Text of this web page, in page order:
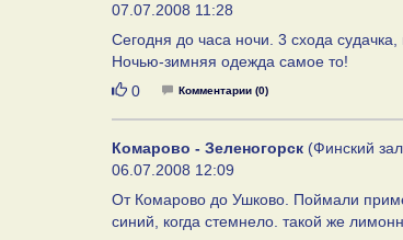
07.07.2008 11:28
Сегодня до часа ночи. 3 схода судачка,
Ночью-зимняя одежда самое то!
Нравится
0 Комментарии (0)
Комарово - Зеленогорск (Финский
06.07.2008 12:09
От Комарово до Ушково. Поймали
синий, когда стемнело. такой же